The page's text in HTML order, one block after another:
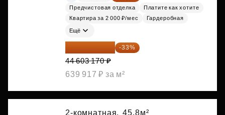
Предчистовая отделка
Платите как хотите
Квартира за 2 000 ₽/мес
Гардеробная
Ещё
29 884 124 ₽ -33%
44 603 170 ₽
639 917 ₽ за м²
2-комнатная, 45.8м²